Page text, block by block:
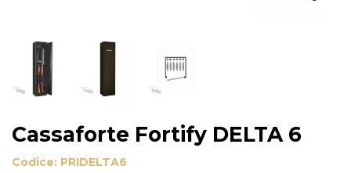
Cassaforte Fortify DELTA 6
Codice: PRIDELTA6